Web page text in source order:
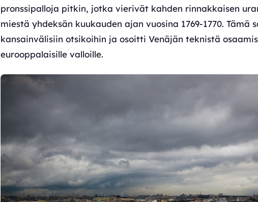
pronssipalloja pitkin, jotka vierivät kahden rinnakkaisen
miestä yhdeksän kuukauden ajan vuosina 1769-1770. Tämä
kansainvälisiin otsikoihin ja osoitti Venäjän teknistä
eurooppalaisille valloille.